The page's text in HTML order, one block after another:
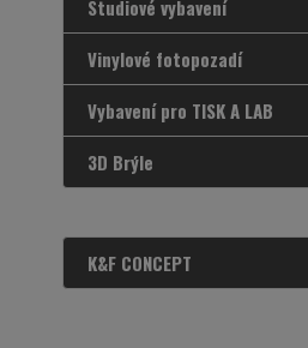
Studiové vybavení
Vinylové fotopozadí
Vybavení pro TISK A LAB
3D Brýle
K&F CONCEPT